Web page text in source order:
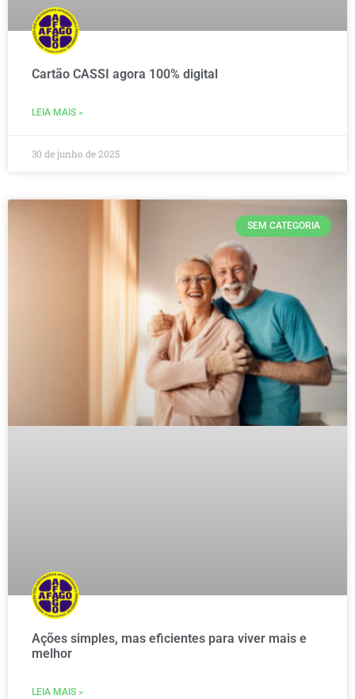
Cartão CASSI agora 100% digital
LEIA MAIS »
30 de junho de 2025
SEM CATEGORIA
Ações simples, mas eficientes para viver mais e
melhor
LEIA MAIS »